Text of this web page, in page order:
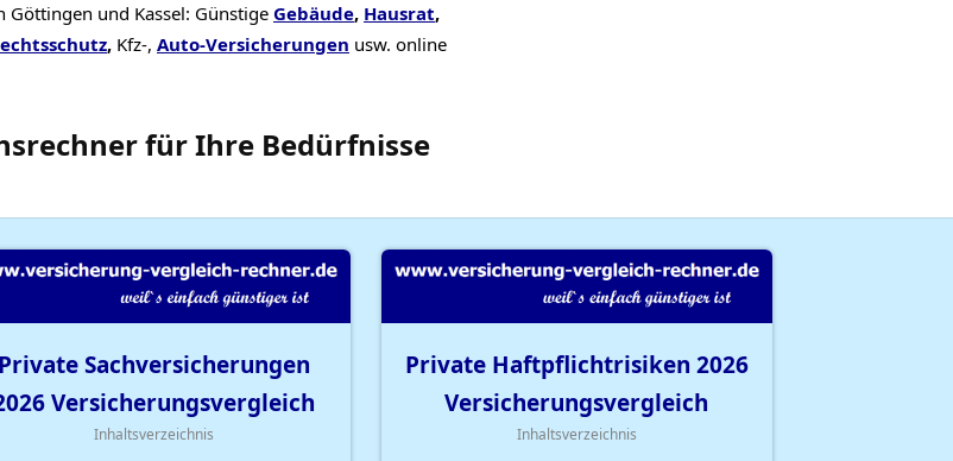
Göttingen und Kassel: Günstige Gebäude, Hausrat,
, Kfz-, Auto-Versicherungen usw. online
für Ihre Bedürfnisse
Private Sachversicherungen
Versicherungsvergleich
Inhaltsverzeichnis
Private Haftpflichtrisiken 2026
Versicherungsvergleich
Inhaltsverzeichnis